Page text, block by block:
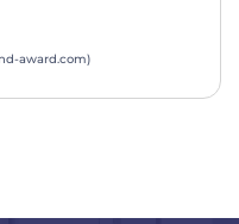
award.com)